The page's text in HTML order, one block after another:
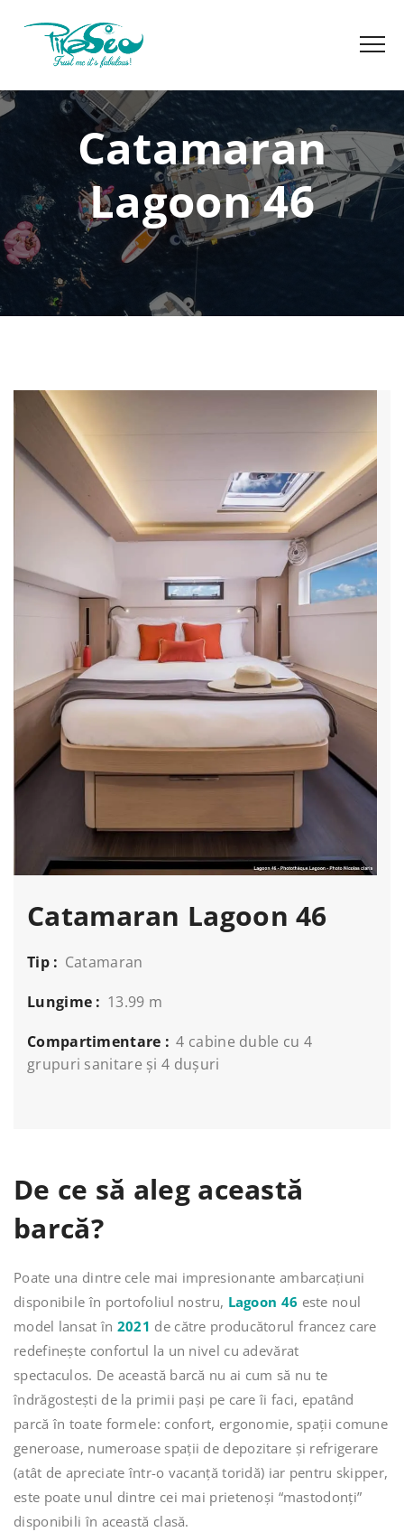
Catamaran
Lagoon 46
Catamaran Lagoon 46
Tip : Catamaran
Lungime : 13.99 m
Compartimentare : 4 cabine duble cu 4
grupuri sanitare și 4 dușuri
De ce să aleg această
barcă?
Poate una dintre cele mai impresionante ambarcațiuni
disponibile în portofoliul nostru, Lagoon 46 este noul
model lansat în 2021 de către producătorul francez care
redefinește confortul la un nivel cu adevărat
spectaculos. De această barcă nu ai cum să nu te
îndrăgostești de la primii pași pe care îi faci, epatând
parcă în toate formele: confort, ergonomie, spații comune
generoase, numeroase spații de depozitare și refrigerare
(atât de apreciate într-o vacanță toridă) iar pentru skipper,
este poate unul dintre cei mai prietenoși “mastodonți”
disponibili în această clasă.